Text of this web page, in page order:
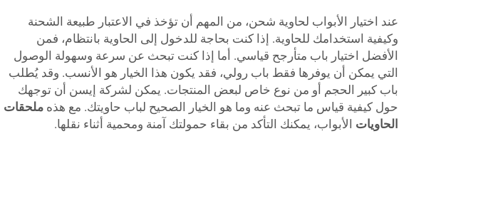
عند اختيار الأبواب لحاوية شحن، من المهم أن تؤخذ في الاعتبار طبيعة الشحنة
وكيفية استخدامك للحاوية. إذا كنت بحاجة للدخول إلى الحاوية بانتظام، فمن
الأفضل اختيار باب متأرجح قياسي. أما إذا كنت تبحث عن سرعة وسهولة الوصول
التي يمكن أن يوفرها فقط باب رولي، فقد يكون هذا الخيار هو الأنسب. وقد يُطلب
باب كبير الحجم أو من نوع خاص لبعض المنتجات. يمكن لشركة إيسن أن توجهك
حول كيفية قياس ما تبحث عنه وما هو الخيار الصحيح لباب حاويتك. مع هذه ملحقات
الحاويات الأبواب، يمكنك التأكد من بقاء حمولتك آمنة ومحمية أثناء نقلها.